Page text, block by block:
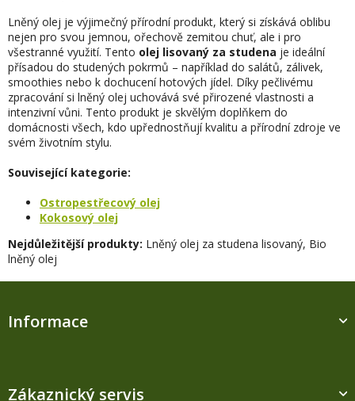
Lněný olej je výjimečný přírodní produkt, který si získává oblibu
nejen pro svou jemnou, ořechově zemitou chuť, ale i pro
všestranné využití. Tento olej lisovaný za studena je ideální
přísadou do studených pokrmů – například do salátů, zálivek,
smoothies nebo k dochucení hotových jídel. Díky pečlivému
zpracování si lněný olej uchovává své přirozené vlastnosti a
intenzivní vůni. Tento produkt je skvělým doplňkem do
domácnosti všech, kdo upřednostňují kvalitu a přírodní zdroje ve
svém životním stylu.
Související kategorie:
Ostropestřecový olej
Kokosový olej
Nejdůležitější produkty: Lněný olej za studena lisovaný, Bio
lněný olej
Z
Informace
Zákaznický servis